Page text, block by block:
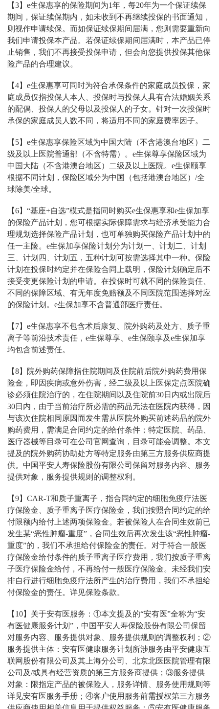
【3】e生保惠享的保险期间为1年，每20年为一个保证续保
期间，保证续保期内，如未收到不再继续投保的书面通知，
则视作申请续保。而如保证续保期间届满，您则需要重新向
我们申请投保本产品。若保证续保期间届满时，本产品已停
止销售，我们不再接受投保申请，但会向您提供投保其他保
险产品的合理建议。
【4】e生保惠享可同时为符合承保条件的家庭成员投保，家
庭成员仅指投保人本人、投保时与投保人具有合法婚姻关系
的配偶、投保人的父母以及投保人的子女。针对一次投保时
承保的家庭成员人数不同，将适用不同的家庭费率因子。
【5】e生保惠享保险区域为中国大陆（不含港澳台地区）二
级及以上医院普通部（不含特需）。e生保尊享保险区域为
中国大陆（不含港澳台地区）二级及以上医院。e生保颐享
根据不同计划，保险区域分为中国（包括港澳台地区）/全
球除美/全球。
【6】“基座+自选”模式是指同时购买e生保惠享和e生保加享
的保险产品计划，您可根据实际保障需求与经济承受能力合
理规划选择保险产品计划，也可单独购买保险产品计划中的
任一主险。e生保加享保险计划分为计划一、计划二、计划
三、计划四、计划五，五种计划可按需选择其中一种。保险
计划在投保时约定并在保险合同上载明，保险计划确定后不
接受变更保险计划的申请。在投保时可就不同的保险责任、
不同的保障区域、有无年度免赔额及不同医院范围选择对应
的保险计划。e生保加享不含普通部医疗责任。
【7】e生保惠享不包含术后康复、院外购药及处方、质子重
离子等前沿技术责任，e生保尊享、e生保颐享及e生保加享
均包含前述责任。
【8】院外购药保障指住院期间及住院前后院外购药费用保
险金，即因疾病或意外伤害，经二级及以上医保定点医院确
诊必须住院治疗的，在住院期间以及住院前30日内或出院后
30日内，由于当前治疗所必需的药品无法在医院内获得，因
与该次住院相同原因而发生需从医院外购买前述药品的院外
购药费用，需满足合同约定的给付条件；特定医院、药品、
医疗器械等目录可在公司官网查询，目录可能会调整。本文
提及的院外购药协助处方等特定服务由第三方服务供应商提
供。中国平安人寿保险股份有限公司保留对服务内容、服务
提供对象，服务提供规则的调整权利。
【9】CAR-T和质子重离子，指合同约定的细胞免疫疗法医
疗保险金、质子重离子医疗保险金，我们按照合同约定的给
付限额内给付上述两项保险金。若被保险人在合同生效前已
发生某“恶性肿瘤-重度”，合同生效后再次发生该“恶性肿瘤-
重度”的，我们不承担给付保险金的责任。对于符合一般医
疗保险金给付条件的质子重离子医疗费用，我们按质子重离
子医疗保险金给付，不再给付一般医疗保险金。未经我们安
排自行进行细胞免疫疗法所产生的治疗费用，我们不承担给
付保险金的责任。详见保险条款。
【10】关于安有医服务：①本文提及的“安有医”全称为“安
有医健康服务计划”，中国平安人寿保险股份有限公司保留
对服务内容、服务提供对象、服务提供规则的调整权利；②
服务提供主体：安有医健康服务计划所涉服务由平安健康互
联网股份有限公司及其上海分公司、北京北医医院管理有限
公司及/或具有经营资质的第三方服务商提供；③服务提供
对象：限指定产品的被保险人，服务详情、服务使用规则等
详见安有医服务手册；④客户使用服务前需授权第三方服务